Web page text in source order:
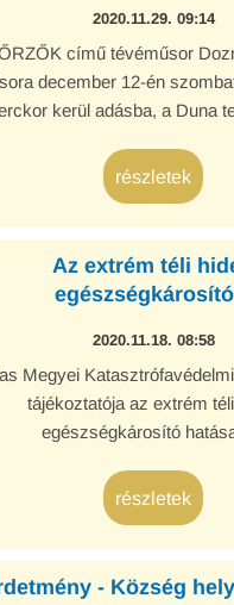
2020.11.29. 09:14
című tévéműsor
december 12-én
kerül adásba, a Duna
részletek
Az extrém téli
2020.11.18. 08:58
Megyei
tájékoztatója az extrém
egészségkárosító
részletek
- Község